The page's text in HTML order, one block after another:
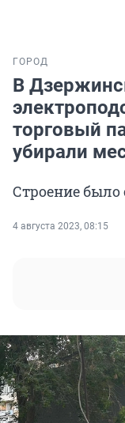
ГОРОД
В
торговый
убирали
Строение
4 августа 2023, 08:15